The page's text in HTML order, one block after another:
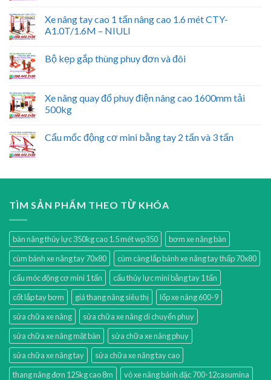
Xe nâng tay cao 1 tấn nâng cao 1.6 mét CTY-
A1.0T/1.6M – NIULI
Bộ kẹp gắp thùng phuy đơn và đôi
Xe nâng quay đổ phuy điện nâng cao 1600mm tải
500kg
Cẩu mốc động cơ mini bằng tay 2 tấn và 3 tấn
TÌM SẢN PHẨM THEO TỪ KHÓA
bàn nâng thủy lực 350kg cao 1.5 mét wp350
bơm xe nâng bàn
cùm bánh xe nâng tay 70x80
cùm càng lắp bánh xe nâng tay thấp 70x80
cẩu móc động cơ mini 1 tấn
cẩu thủy lực mini bằng tay 1 tấn
cốt lắp tay bơm
giá thang nâng siêu thị
lốp xe nâng 600-9
sửa chữa xe nâng
sửa chữa xe nâng di chuyển phuy
sửa chữa xe nâng mặt bàn
sửa chữa xe nâng phuy
sửa chữa xe nâng tay
sửa chữa xe nâng tay cao
thang nâng đơn 125kg cao 8m
vỏ xe nâng bánh đặc 700-12casumina